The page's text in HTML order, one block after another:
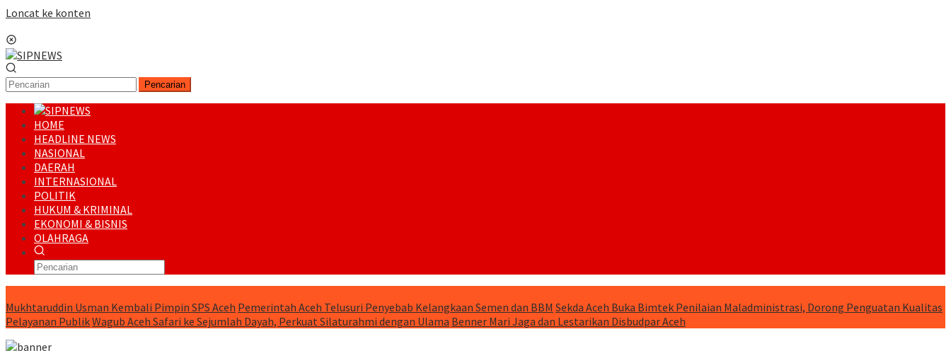
Loncat ke konten
Pencarian
HOME
HEADLINE NEWS
NASIONAL
DAERAH
INTERNASIONAL
POLITIK
HUKUM & KRIMINAL
EKONOMI & BISNIS
OLAHRAGA
Mukhtaruddin Usman Kembali Pimpin SPS Aceh Pemerintah Aceh Telusuri Penyebab Kelangkaan Semen dan BBM Sekda Aceh Buka Bimtek Penilaian Maladministrasi, Dorong Penguatan Kualitas
Pelayanan PublikWagub Aceh Safari ke Sejumlah Dayah, Perkuat Silaturahmi dengan Ulama Benner Mari Jaga dan Lestarikan Disbudpar Aceh